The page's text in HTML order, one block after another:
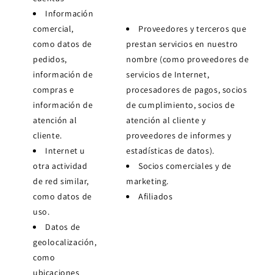
Información
comercial,
como datos de
pedidos,
información de
compras e
información de
atención al
cliente.
Internet u
otra actividad
de red similar,
como datos de
uso.
Datos de
geolocalización,
como
ubicaciones
Proveedores y terceros que
prestan servicios en nuestro
nombre (como proveedores de
servicios de Internet,
procesadores de pagos, socios
de cumplimiento, socios de
atención al cliente y
proveedores de informes y
estadísticas de datos).
Socios comerciales y de
marketing.
Afiliados